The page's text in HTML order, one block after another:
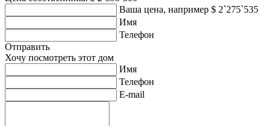
Ваша цена, например $ 2`275`535
Имя
Телефон
Отправить
Хочу посмотреть этот дом
Имя
Телефон
E-mail